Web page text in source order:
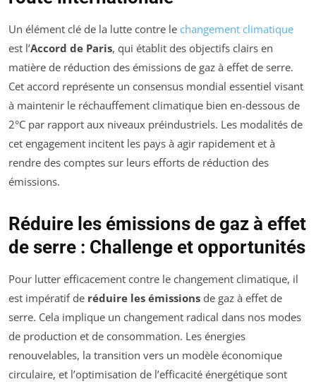
Un élément clé de la lutte contre le changement climatique
est l’Accord de Paris, qui établit des objectifs clairs en
matière de réduction des émissions de gaz à effet de serre.
Cet accord représente un consensus mondial essentiel visant
à maintenir le réchauffement climatique bien en-dessous de
2°C par rapport aux niveaux préindustriels. Les modalités de
cet engagement incitent les pays à agir rapidement et à
rendre des comptes sur leurs efforts de réduction des
émissions.
Réduire les émissions de gaz à effet
de serre : Challenge et opportunités
Pour lutter efficacement contre le changement climatique, il
est impératif de réduire les émissions de gaz à effet de
serre. Cela implique un changement radical dans nos modes
de production et de consommation. Les énergies
renouvelables, la transition vers un modèle économique
circulaire, et l’optimisation de l’efficacité énergétique sont